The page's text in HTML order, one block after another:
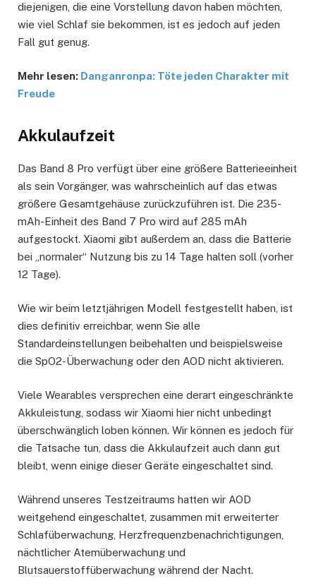
diejenigen, die eine Vorstellung davon haben möchten,
wie viel Schlaf sie bekommen, ist es jedoch auf jeden
Fall gut genug.
Mehr lesen: Danganronpa: Töte jeden Charakter mit
Freude
Akkulaufzeit
Das Band 8 Pro verfügt über eine größere Batterieeinheit
als sein Vorgänger, was wahrscheinlich auf das etwas
größere Gesamtgehäuse zurückzuführen ist. Die 235-
mAh-Einheit des Band 7 Pro wird auf 285 mAh
aufgestockt. Xiaomi gibt außerdem an, dass die Batterie
bei „normaler“ Nutzung bis zu 14 Tage halten soll (vorher
12 Tage).
Wie wir beim letztjährigen Modell festgestellt haben, ist
dies definitiv erreichbar, wenn Sie alle
Standardeinstellungen beibehalten und beispielsweise
die SpO2-Überwachung oder den AOD nicht aktivieren.
Viele Wearables versprechen eine derart eingeschränkte
Akkuleistung, sodass wir Xiaomi hier nicht unbedingt
überschwänglich loben können. Wir können es jedoch für
die Tatsache tun, dass die Akkulaufzeit auch dann gut
bleibt, wenn einige dieser Geräte eingeschaltet sind.
Während unseres Testzeitraums hatten wir AOD
weitgehend eingeschaltet, zusammen mit erweiterter
Schlafüberwachung, Herzfrequenzbenachrichtigungen,
nächtlicher Atemüberwachung und
Blutsauerstoffüberwachung während der Nacht.